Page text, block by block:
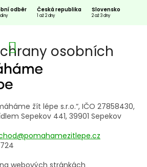
odběr Česká republika Slovensko
1 až 2 dny 2 až 3 dny
NÁKUPNÍ
KOŠÍK
osobních
údaji
žít lépe s.r.o.“, IČO 27858430,
Sepekov 441, 39901 Sepekov
webových stránkách